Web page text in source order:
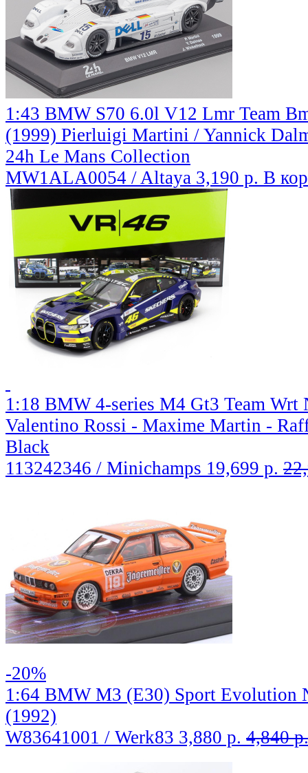
1:43 BMW S70 6.0l V12 Lmr Team
(1999) Pierluigi Martini / Yannick
24h Le Mans Collection
MW1ALA0054 / Altaya 3,190 р. В
1:18 BMW 4-series M4 Gt3 Team Wrt
Valentino Rossi - Maxime Martin -
Black
113242346 / Minichamps 19,699 р.
-20%
1:64 BMW M3 (E30) Sport
(1992)
W83641001 / Werk83 3,880 р. 4,840 р.